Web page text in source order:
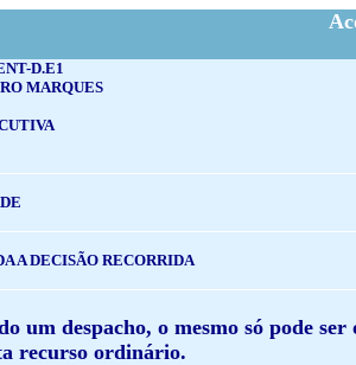
D.E1
MARQUES
A DECISÃO RECORRIDA
um despacho, o mesmo só pode
recurso ordinário.